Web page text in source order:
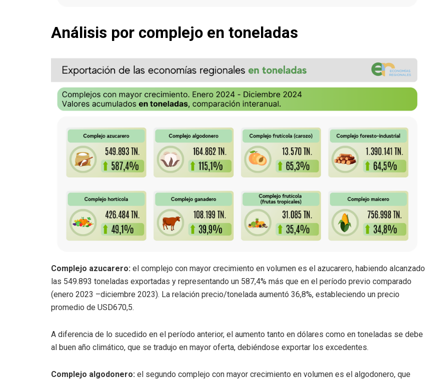
Análisis por complejo en toneladas
Complejo azucarero: el complejo con mayor crecimiento en volumen es el azucarero, habiendo alcanzado
las 549.893 toneladas exportadas y representando un 587,4% más que en el período previo comparado
(enero 2023 –diciembre 2023). La relación precio/tonelada aumentó 36,8%, estableciendo un precio
promedio de USD670,5.
A diferencia de lo sucedido en el período anterior, el aumento tanto en dólares como en toneladas se debe
al buen año climático, que se tradujo en mayor oferta, debiéndose exportar los excedentes.
Complejo algodonero: el segundo complejo con mayor crecimiento en volumen es el algodonero, que